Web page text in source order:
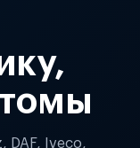
DAF, Iveco,